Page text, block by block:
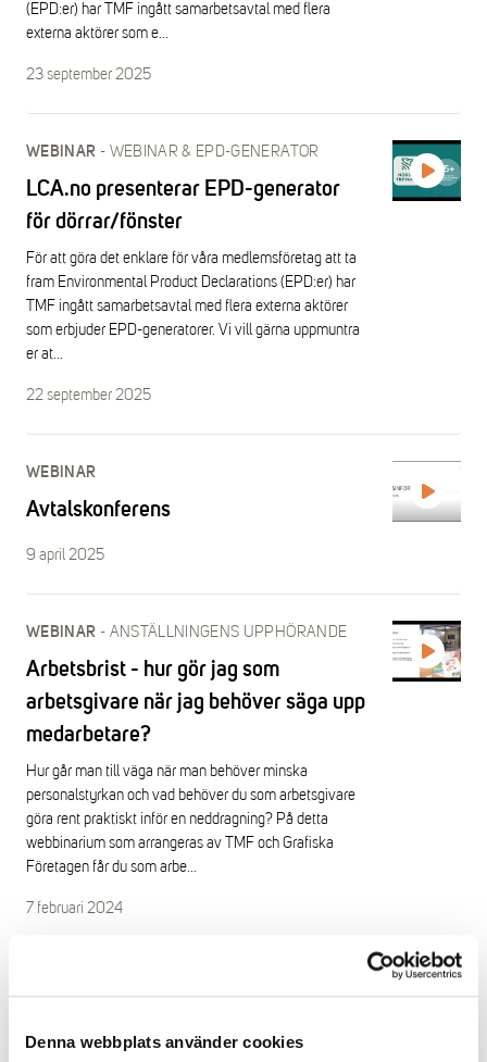
Denna webbplats använder cookies
(EPD:er) har TMF ingått samarbetsavtal med flera
externa aktörer som e...
23 september 2025
WEBINAR - WEBINAR & EPD-GENERATOR
LCA.no presenterar EPD-generator
för dörrar/fönster
För att göra det enklare för våra medlemsföretag att ta
fram Environmental Product Declarations (EPD:er) har
TMF ingått samarbetsavtal med flera externa aktörer
som erbjuder EPD-generatorer. Vi vill gärna uppmuntra
er at...
22 september 2025
WEBINAR
Avtalskonferens
9 april 2025
WEBINAR - ANSTÄLLNINGENS UPPHÖRANDE
Arbetsbrist - hur gör jag som
arbetsgivare när jag behöver säga upp
medarbetare?
Hur går man till väga när man behöver minska
personalstyrkan och vad behöver du som arbetsgivare
göra rent praktiskt inför en neddragning? På detta
webbinarium som arrangeras av TMF och Grafiska
Företagen får du som arbe...
7 februari 2024
hållbarhetsrapportering